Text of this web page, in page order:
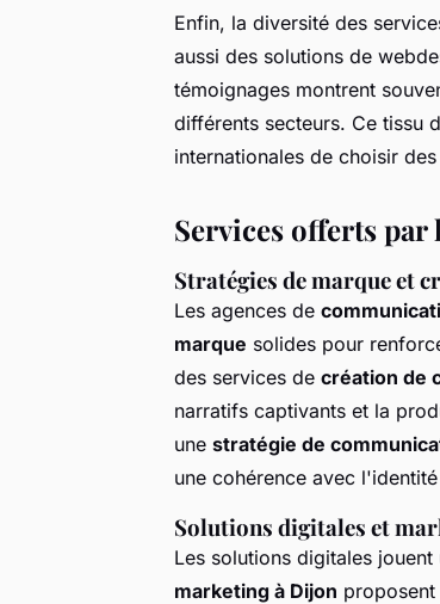
Enfin, la diversité des
aussi des solutions de
témoignages montrent
différents secteurs. Ce tissu
internationales de choisir
Services offerts par
Stratégies de marque et
Les agences de
marque solides pour
des services de création de
narratifs captivants et la
une stratégie de
une cohérence avec
Solutions digitales et
Les solutions digitales
marketing à Dijon